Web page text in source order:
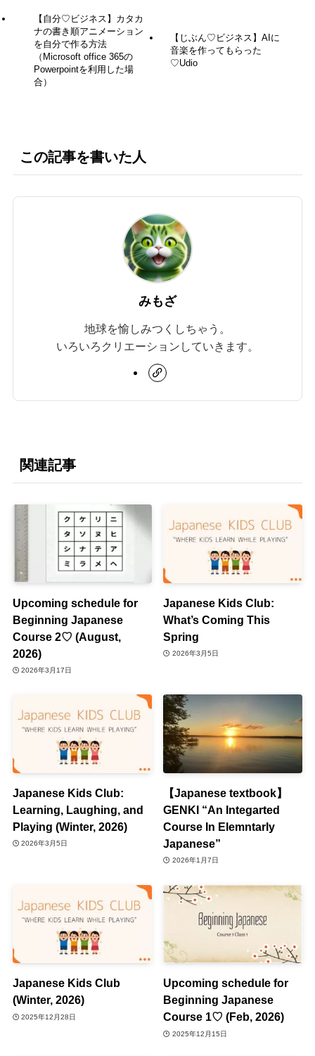
【自分♡ビジネス】カタカ
ナの書き順アニメーション
を自分で作る方法
（Microsoft office 365の
Powerpointを利用した場
合）
【じぶん♡ビジネス】AIに
音楽を作ってもらった
♡Udio
この記事を書いた人
みもざ
地球を愉しみつくしちゃう。
いろいろクリエーションしていきます。
関連記事
Upcoming schedule for
Beginning Japanese
Course 2♡ (August,
2026)
2026年3月17日
Japanese Kids Club:
What’s Coming This
Spring
2026年3月5日
Japanese Kids Club:
Learning, Laughing, and
Playing (Winter, 2026)
2026年3月5日
【Japanese textbook】
GENKI “An Integarted
Course In Elemntarly
Japanese”
2026年1月7日
Japanese Kids Club
(Winter, 2026)
2025年12月28日
Upcoming schedule for
Beginning Japanese
Course 1♡ (Feb, 2026)
2025年12月15日